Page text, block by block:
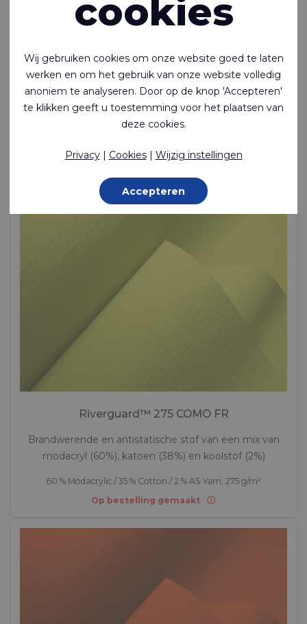
Riverguard™ 200 COMO FR
Vlamvertragende en antistatische stof van een mix van
modacryl (60%), katoen (38%) en koolstof (2%)
Op bestelling gemaakt
Riverguard™ 275 COMO FR
Brandwerende en antistatische stof van een mix van
modacryl (60%), katoen (38%) en koolstof (2%)
60 % Modacrylic / 35 % Cotton / 2 % AS Yarn, 275 g/m²
Op bestelling gemaakt
cookies
Wij gebruiken cookies om onze website goed te laten
werken en om het gebruik van onze website volledig
anoniem te analyseren. Door op de knop 'Accepteren'
te klikken geeft u toestemming voor het plaatsen van
deze cookies.
Privacy| Cookies| Wijzig instellingen
Accepteren